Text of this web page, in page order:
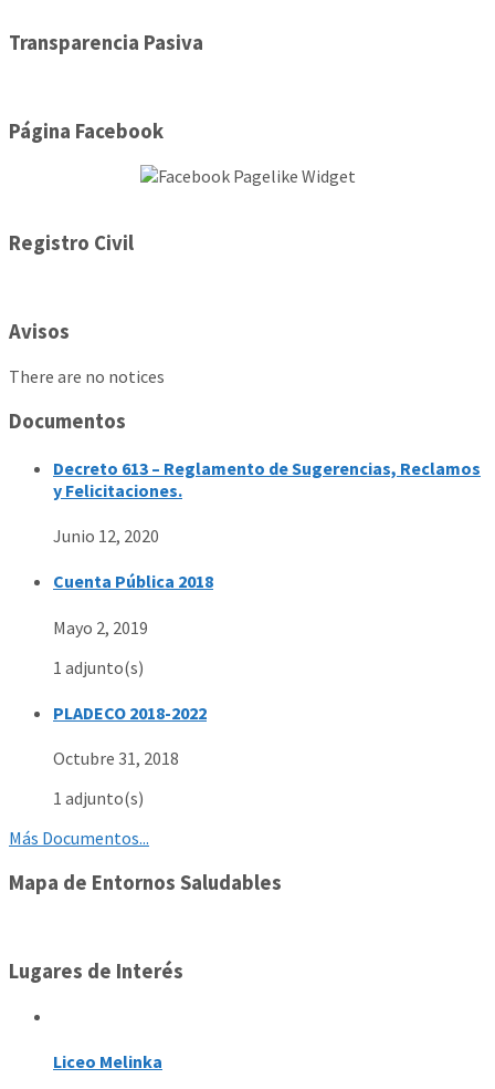
Transparencia Pasiva
Página Facebook
Registro Civil
Avisos
There are no notices
Documentos
Decreto 613 – Reglamento de Sugerencias, Reclamos
y Felicitaciones.
Junio 12, 2020
Cuenta Pública 2018
Mayo 2, 2019
1 adjunto(s)
PLADECO 2018-2022
Octubre 31, 2018
1 adjunto(s)
Más Documentos...
Mapa de Entornos Saludables
Lugares de Interés
Liceo Melinka